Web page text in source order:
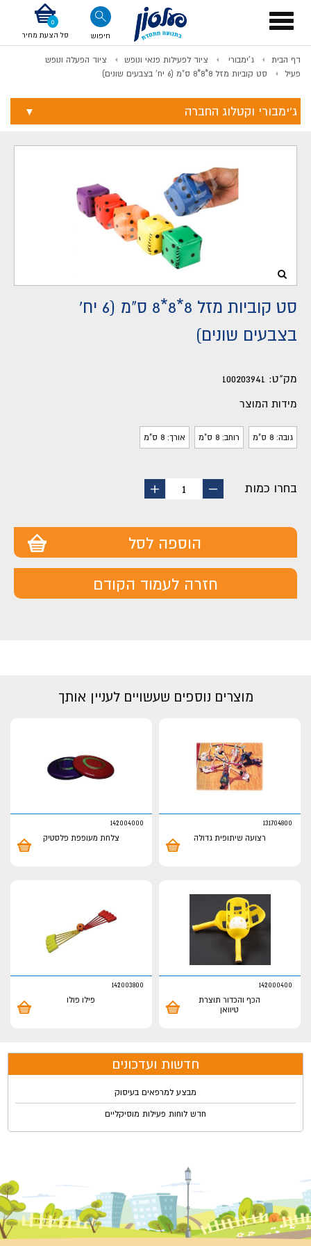
Toggle
navigation
חיפוש סל הצעת מחיר
דף הבית ג'ימבורי ציוד לפעילות פנאי ונופש
ציוד הפעלה ונופש
פעיל
סט קוביות מזל 8*8*8 ס"מ (6 יח' בצבעים שונים)
ג'ימבורי וקטלוג החברה
סט קוביות מזל 8*8*8 ס"מ (6 יח'
בצבעים שונים)
מק"ט: 100203941
מידות המוצר
גובה: 8 ס"מ רוחב: 8 ס"מ אורך: 8 ס"מ
בחרו כמות
החסר
1
הוסף
הוספה לסל
חזרה לעמוד הקודם
מוצרים נוספים שעשויים לעניין אותך
131704800
רצועה שיתופית גדולה
142004000
צלחת מעופפת פלסטיק
142000400
הכף והכדור תוצרת
טיוואן
142003800
פילו פולו
חדשות ועדכונים
מבצע למרפאים בעיסוק
חדש לוחות פעילות מוסיקליים